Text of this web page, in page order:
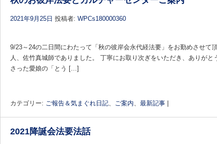
2021年9月25日 投稿者: WPCs180000360
9/23～24の二日間にわたって「秋の彼岸会永代経法要」をお勤めさせて
人、佐竹真城師でありました。 丁寧にお取り次ぎをいただき、ありが
さった愛娘の「とう […]
カテゴリー: ご報告＆気まぐれ日記、 ご案内、 最新記事
2021降誕会法要法話